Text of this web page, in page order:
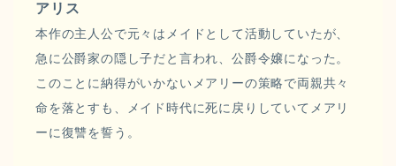
アリス
本作の主人公で元々はメイドとして活動していたが、
急に公爵家の隠し子だと言われ、公爵令嬢になった。
このことに納得がいかないメアリーの策略で両親共々
命を落とすも、メイド時代に死に戻りしていてメアリ
ーに復讐を誓う。